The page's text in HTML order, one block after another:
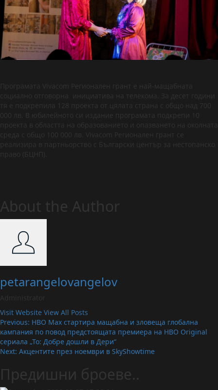
Програмата Vivacom Регионален грант е най-мащабната
социално отговорна инициатива на телекома. За десет години
тя е подкрепила 128 проекта от цялата страна с общо над 700
000 лв. В юбилейното си издание програмата подкрепи 10
проекта в областта на образованието и опазването на околната
среда с общо 100 000 лв. Vivacom Регионален грант се
реализира в партньорство с Български център за нестопанско
право (БЦНП).
About the Author
petarangelovangelov
Administrator
Visit Website View All Posts
Post
navigation
Previous: HBO Max стартира мащабна и зловеща глобална
кампания по повод предстоящата премиера на HBO Original
сериала „То: Добре дошли в Дери“
Next: Акцентите през ноември в SkyShowtime
Предишни броеве..